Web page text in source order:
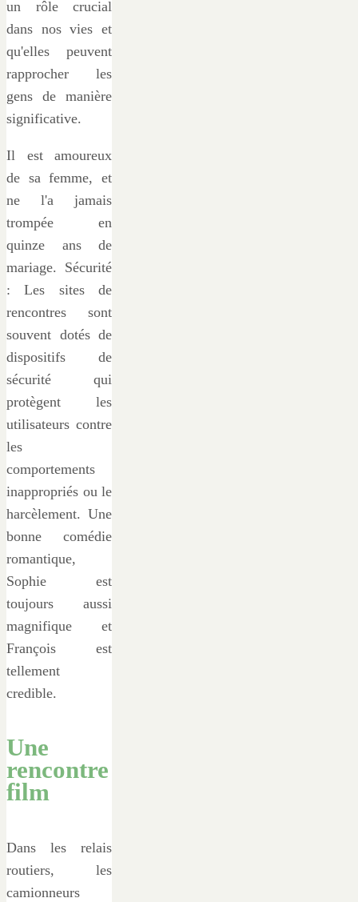
un rôle crucial
dans nos vies et
qu'elles peuvent
rapprocher les
gens de manière
significative.
Il est amoureux
de sa femme, et
ne l'a jamais
trompée en
quinze ans de
mariage. Sécurité
: Les sites de
rencontres sont
souvent dotés de
dispositifs de
sécurité qui
protègent les
utilisateurs contre
les
comportements
inappropriés ou le
harcèlement. Une
bonne comédie
romantique,
Sophie est
toujours aussi
magnifique et
François est
tellement
credible.
Une
rencontre
film
Dans les relais
routiers, les
camionneurs